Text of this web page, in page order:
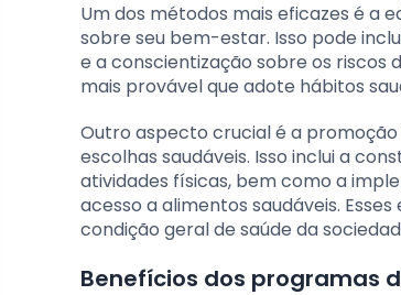
Um dos métodos mais eficazes é a
sobre seu bem-estar. Isso pode
e a conscientização sobre os riscos
mais provável que adote hábitos
Outro aspecto crucial é a
escolhas saudáveis. Isso inclui a
atividades físicas, bem como a
acesso a alimentos saudáveis.
condição geral de saúde da
Benefícios dos programas